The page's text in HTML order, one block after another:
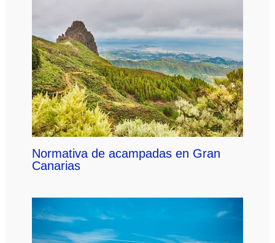
Normativa de acampadas en Gran
Canarias